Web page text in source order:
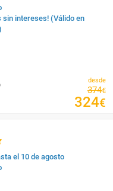
sin intereses! (Válido en
desde
374€
324€
el 10 de agosto